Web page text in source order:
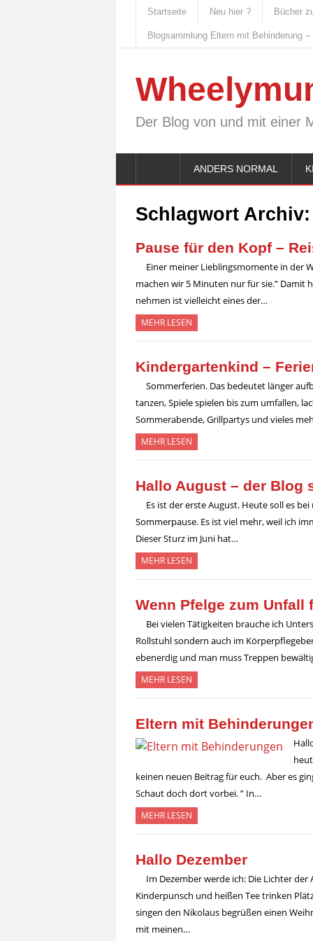
Startseite Neu hier ? Bücher
Blogsammlung Eltern mit Behinderung –
Der Blog von und mit einer
ANDERS NORMAL
Schlagwort Archiv:
Pause für den Kopf –
Einer meiner Lieblingsmomente in der
machen wir 5 Minuten nur für sie.” Damit
nehmen ist vielleicht eines der…
MEHR LESEN
Kindergartenkind –
Sommerferien. Das bedeutet länger
tanzen, Spiele spielen bis zum umfallen,
Sommerabende, Grillpartys und vieles
MEHR LESEN
Hallo August – der Blog
Es ist der erste August. Heute soll es
Sommerpause. Es ist viel mehr, weil ich
Dieser Sturz im Juni hat…
MEHR LESEN
Wenn Pfelge zum Unfall
Bei vielen Tätigkeiten brauche ich
Rollstuhl sondern auch im
ebenerdig und man muss Treppen
MEHR LESEN
Eltern mit
keinen neuen Beitrag für euch. Aber es
Schaut doch dort vorbei. ” In…
MEHR LESEN
Hallo Dezember
Im Dezember werde ich: Die Lichter
Kinderpunsch und heißen Tee trinken
singen den Nikolaus begrüßen einen
mit meinen…